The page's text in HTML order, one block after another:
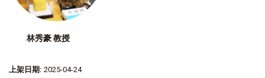
林秀豪 教授
上架日期: 2025-04-24